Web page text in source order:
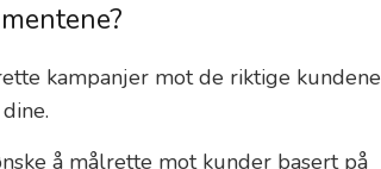
kampanjer mot de riktige kundene
å målrette mot kunder basert på